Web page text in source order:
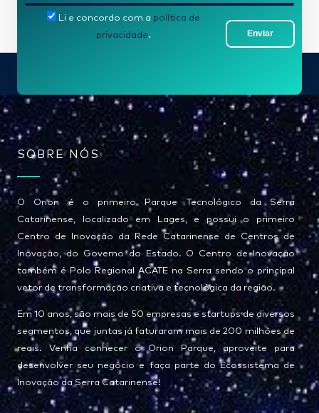
-
*
Enviar
Li e concordo com a política de
privacidade.
SOBRE NÓS
O Orion é o primeiro Parque Tecnológico da Serra
Catarinense, localizado em Lages, e possui o primeiro
Centro de Inovação da Rede Catarinense de Centros de
Inovação, do Governo do Estado. O Centro de Inovação
também é Polo Regional ACATE na Serra sendo o principal
vetor de transformação criativa e tecnológica da região.
Em 10 anos, são mais de 50 empresas e startups de diversos
segmentos, que juntas já faturaram mais de 200 milhões de
reais. Venha conhecer o Orion Parque, aproveite para
desenvolver seu negócio e faça parte do Ecossistema de
Inovação da Serra Catarinense!